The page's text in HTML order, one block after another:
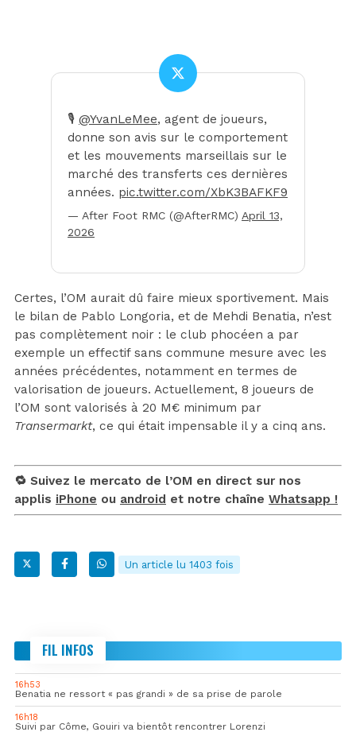
🎙️ @YvanLeMee, agent de joueurs,
donne son avis sur le comportement
et les mouvements marseillais sur le
marché des transferts ces dernières
années. pic.twitter.com/XbK3BAFKF9
— After Foot RMC (@AfterRMC) April 13,
2026
Certes, l’OM aurait dû faire mieux sportivement. Mais
le bilan de Pablo Longoria, et de Mehdi Benatia, n’est
pas complètement noir : le club phocéen a par
exemple un effectif sans commune mesure avec les
années précédentes, notamment en termes de
valorisation de joueurs. Actuellement, 8 joueurs de
l’OM sont valorisés à 20 M€ minimum par
Transermarkt, ce qui était impensable il y a cinq ans.
🔁 Suivez le mercato de l’OM en direct sur nos
applis iPhone ou android et notre chaîne Whatsapp !
Un article lu 1403 fois
FIL INFOS
16h53
Benatia ne ressort « pas grandi » de sa prise de parole
16h18
Suivi par Côme, Gouiri va bientôt rencontrer Lorenzi